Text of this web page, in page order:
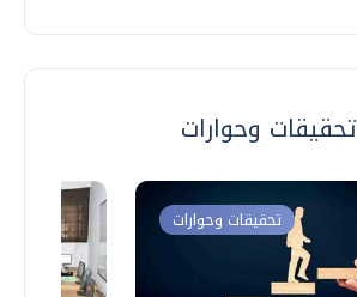
تحقيقات وحوارات
تحقيقات وحوارات